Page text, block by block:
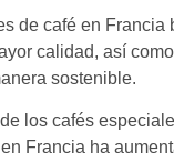
de café en Francia
calidad, así
sostenible.
los cafés
Francia ha